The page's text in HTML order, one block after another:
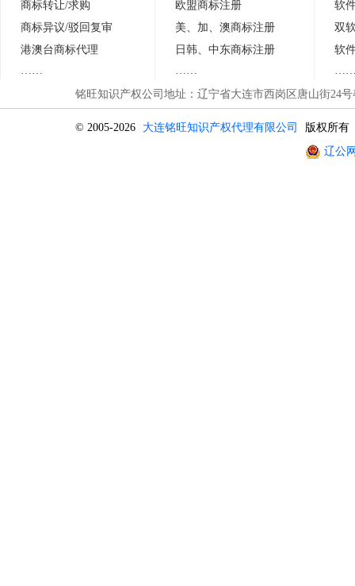
商标转让/求购
商标异议/驳回复审
港澳台商标代理
欧盟商标注册
美、加、澳商标注册
日 韩 、中东商标注册
软
双
软
铭旺知识产权公司地址：辽宁省大连市西岗区唐山街24
© 2005-2026 大连铭旺知识产权代理有限公司
版权所有
辽公